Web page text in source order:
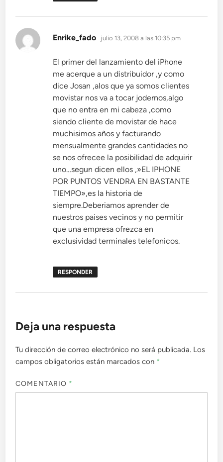
Enrike_fado dice:
julio 13, 2008 a las 10:35 pm
El primer del lanzamiento del iPhone
me acerque a un distribuidor ,y como
dice Josan ,alos que ya somos clientes
movistar nos va a tocar jodernos,algo
que no entra en mi cabeza ,como
siendo cliente de movistar de hace
muchisimos años y facturando
mensualmente grandes cantidades no
se nos ofrecee la posibilidad de adquirir
uno…segun dicen ellos ,»EL IPHONE
POR PUNTOS VENDRA EN BASTANTE
TIEMPO»,es la historia de
siempre.Deberiamos aprender de
nuestros paises vecinos y no permitir
que una empresa ofrezca en
exclusividad terminales telefonicos.
RESPONDER
Deja una respuesta
Tu dirección de correo electrónico no será publicada. Los
campos obligatorios están marcados con *
COMENTARIO *